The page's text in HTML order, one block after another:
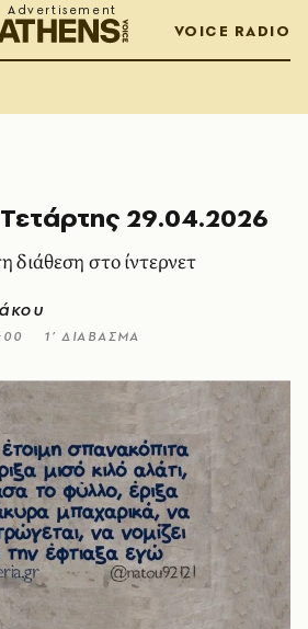
VOICE RADIO
29.04.2026
διάθεση στο ίντερνετ
1’ ΔΙΑΒΑΣΜΑ